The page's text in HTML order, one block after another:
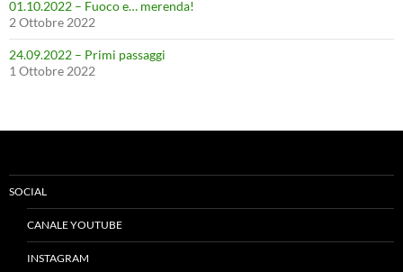
01.10.2022 – Fuoco e… merenda!
2 Ottobre 2022
24.09.2022 – Primi passaggi
1 Ottobre 2022
SOCIAL
CANALE YOUTUBE
INSTAGRAM